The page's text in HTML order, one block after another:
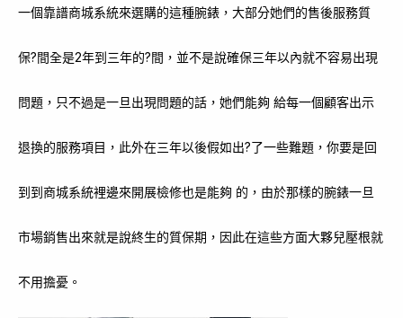
一個靠譜商城系統來選購的這種腕錶，大部分她們的售後服務質
保?間全是2年到三年的?間，並不是說確保三年以內就不容易出現
問題，只不過是一旦出現問題的話，她們能夠 給每一個顧客出示
退換的服務項目，此外在三年以後假如出?了一些難題，你要是回
到到商城系統裡邊來開展檢修也是能夠 的，由於那樣的腕錶一旦
市場銷售出來就是說終生的質保期，因此在這些方面大夥兒壓根就
不用擔憂。